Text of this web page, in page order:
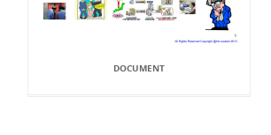
DOCUMENT